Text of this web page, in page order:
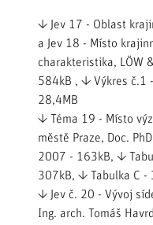
↓ Jev 17 - Oblast
a Jev 18 - Místo
charakteristika, LÖW
584kB , ↓ Výkres č.1
28,4MB
↓ Téma 19 - Místo
městě Praze, Doc.
2007 - 163kB, ↓
307kB, ↓ Tabulka C -
↓ Jev č. 20 - Vývoj
Ing. arch. Tomáš